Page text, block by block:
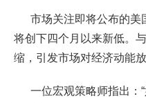
市场关注即将公布的美
将创下四个月以来新低。
缩，引发市场对经济动能放
一位宏观策略师指出：